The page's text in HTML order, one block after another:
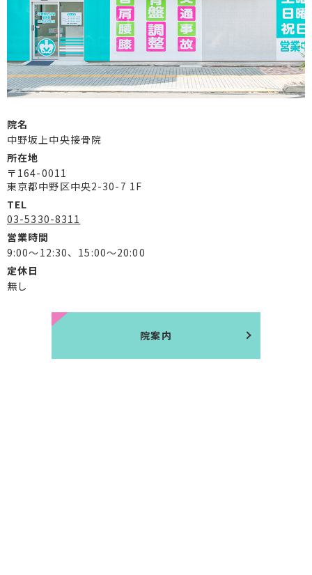
院名
中野坂上中央接骨院
所在地
〒164-0011
東京都中野区中央2-30-7 1F
TEL
03-5330-8311
営業時間
9:00～12:30、15:00～20:00
定休日
無し
院案内